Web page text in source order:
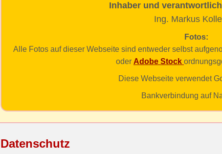
Inhaber und
Ing. Markus
Fotos:
Alle Fotos auf dieser Webseite sind entweder selbst
oder Adobe Stock
Diese Webseite verwendet
Bankverbindung auf
Datenschutz